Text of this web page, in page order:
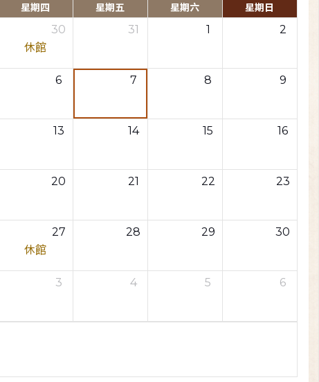
星期四 星期五 星期六 星期日
30
休館
31 1 2
6 7 8 9
13 14 15 16
20 21 22 23
27
休館
28 29 30
3 4 5 6